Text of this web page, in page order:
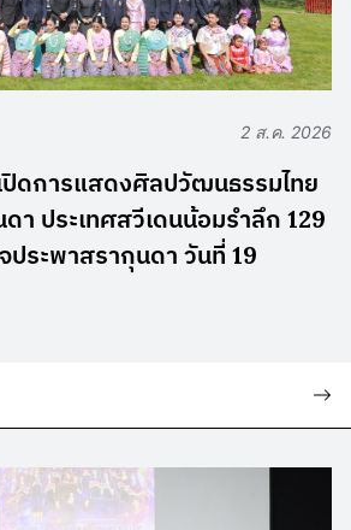
2 ส.ค. 2026
ดการแสดงศิลปวัฒนธรรมไทย
า ประเทศสวีเดนน้อมรำลึก 129
ประพาสรากุนดา วันที่ 19